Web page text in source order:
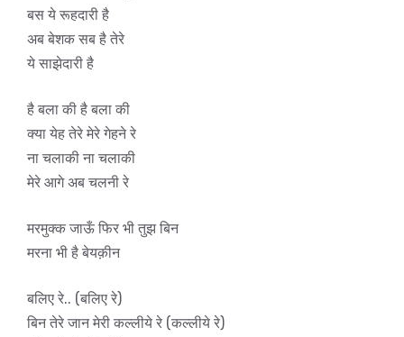
बस ये रूहदारी है
अब बेशक सब है तेरे
ये साझेदारी है
है बला की है बला की
क्या येह तेरे मेरे गेहने रे
ना चलाकी ना चलाकी
मेरे आगे अब चलनी रे
मरमुक्क जाऊँ फिर भी तुझ बिन
मरना भी है बेयक़ीन
बलिए रे.. (बलिए रे)
बिन तेरे जान मेरी कल्लीये रे (कल्लीये रे)